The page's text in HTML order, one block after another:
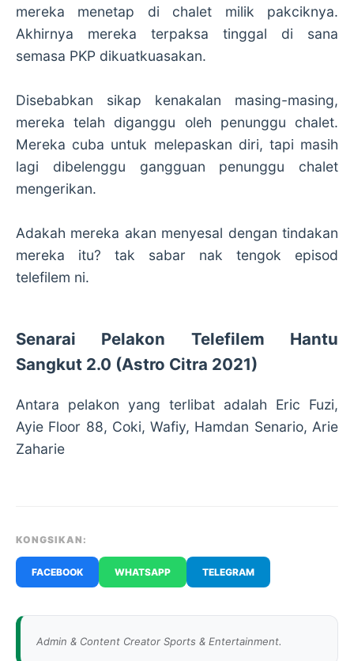
mereka menetap di chalet milik pakciknya.
Akhirnya mereka terpaksa tinggal di sana
semasa PKP dikuatkuasakan.
Disebabkan sikap kenakalan masing-masing,
mereka telah diganggu oleh penunggu chalet.
Mereka cuba untuk melepaskan diri, tapi masih
lagi dibelenggu gangguan penunggu chalet
mengerikan.
Adakah mereka akan menyesal dengan tindakan
mereka itu? tak sabar nak tengok episod
telefilem ni.
Senarai Pelakon Telefilem Hantu
Sangkut 2.0 (Astro Citra 2021)
Antara pelakon yang terlibat adalah Eric Fuzi,
Ayie Floor 88, Coki, Wafiy, Hamdan Senario, Arie
Zaharie
KONGSIKAN:
FACEBOOK WHATSAPP TELEGRAM
Admin & Content Creator Sports & Entertainment.